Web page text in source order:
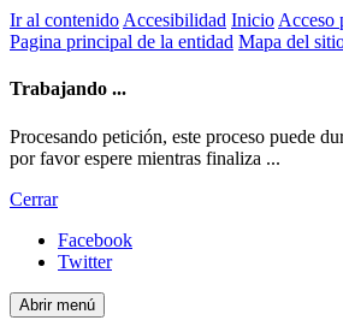
Ir al contenido Accesibilidad Inicio Acceso
Pagina principal de la entidad Mapa del
Trabajando ...
Procesando petición, este proceso puede
por favor espere mientras finaliza ...
Cerrar
Facebook
Twitter
Abrir menú